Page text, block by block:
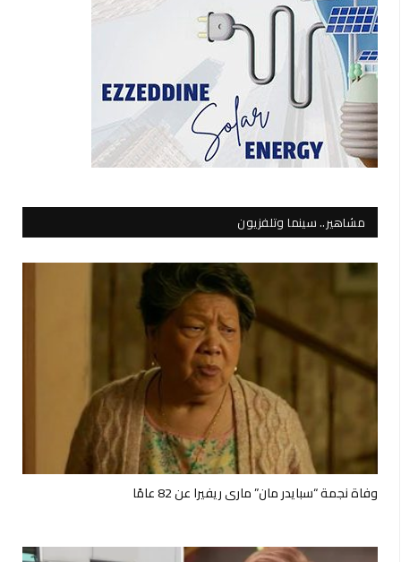
مشاهير.. سينما وتلفزيون
وفاة نجمة “سبايدر مان” ماري ريفيرا عن 82 عامًا